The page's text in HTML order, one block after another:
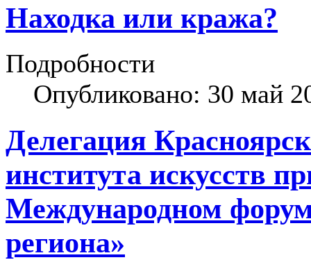
Находка или кража?
Подробности
Опубликовано: 30 май
Делегация
института искусств
Международном
региона»